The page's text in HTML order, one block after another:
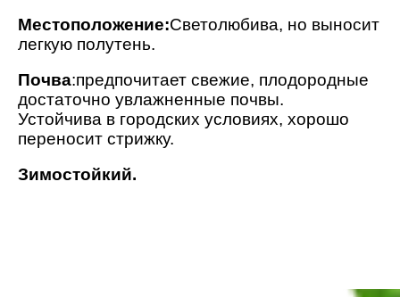
Местоположение:Светолюбива, но выносит
легкую полутень.
Почва:предпочитает свежие, плодородные
достаточно увлажненные почвы.
Устойчива в городских условиях, хорошо
переносит стрижку.
Зимостойкий.